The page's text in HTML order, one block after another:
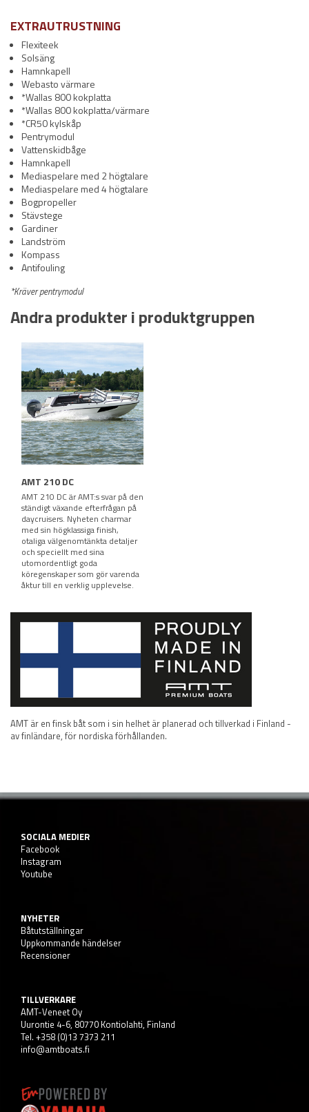
EXTRAUTRUSTNING
Flexiteek
Solsäng
Hamnkapell
Webasto värmare
*Wallas 800 kokplatta
*Wallas 800 kokplatta/värmare
*CR50 kylskåp
Pentrymodul
Vattenskidbåge
Hamnkapell
Mediaspelare med 2 högtalare
Mediaspelare med 4 högtalare
Bogpropeller
Stävstege
Gardiner
Landström
Kompass
Antifouling
*Kräver pentrymodul
Andra produkter i produktgruppen
AMT 210 DC
AMT 210 DC är AMT:s svar på den
ständigt växande efterfrågan på
daycruisers. Nyheten charmar
med sin högklassiga finish,
otaliga välgenomtänkta detaljer
och speciellt med sina
utomordentligt goda
köregenskaper som gör varenda
åktur till en verklig upplevelse.
AMT är en finsk båt som i sin helhet är planerad och tillverkad i Finland -
av finländare, för nordiska förhållanden.
SOCIALA MEDIER
Facebook
Instagram
Youtube
NYHETER
Båtutställningar
Uppkommande händelser
Recensioner
TILLVERKARE
AMT-Veneet Oy
Uurontie 4-6, 80770 Kontiolahti, Finland
Tel. +358 (0)13 7373 211
info@amtboats.fi